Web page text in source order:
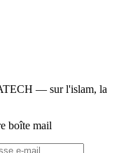
— sur l'islam, la
boîte mail